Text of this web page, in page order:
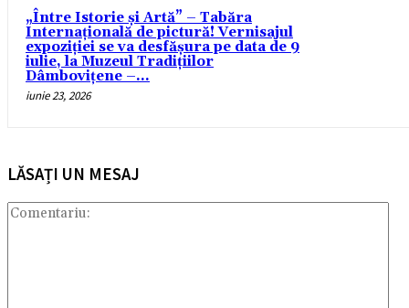
„Între Istorie și Artă” – Tabăra
Internațională de pictură! Vernisajul
expoziţiei se va desfăşura pe data de 9
iulie, la Muzeul Tradițiilor
Dâmbovițene –...
iunie 23, 2026
LĂSAȚI UN MESAJ